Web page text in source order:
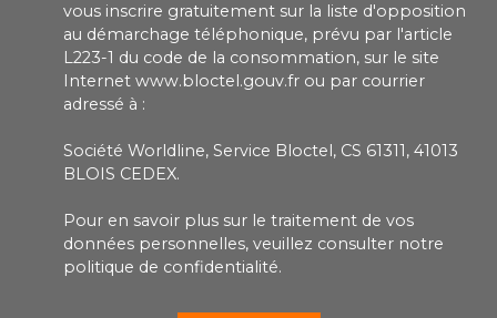
vous inscrire gratuitement sur la liste d'opposition
au démarchage téléphonique, prévu par l'article
L223-1 du code de la consommation, sur le site
Internet www.bloctel.gouv.fr ou par courrier
adressé à :
Société Worldline, Service Bloctel, CS 61311, 41013
BLOIS CEDEX.
Pour en savoir plus sur le traitement de vos
données personnelles, veuillez consulter notre
politique de confidentialité.